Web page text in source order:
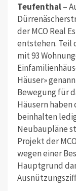
Teufenthal–
der MCO Real
entstehen. Teil
mit 93
Häuser»
Bewegung für
Häusern haben
beinhalten
Neubaupläne
Projekt der
wegen einer
Hauptgrund